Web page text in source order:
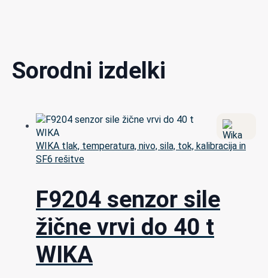
Sorodni izdelki
WIKA tlak, temperatura, nivo, sila, tok, kalibracija in
SF6 rešitve
F9204 senzor sile
žične vrvi do 40 t
WIKA